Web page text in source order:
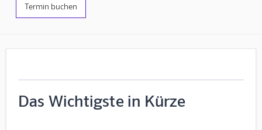
Termin buchen
Das Wichtigste in Kürze